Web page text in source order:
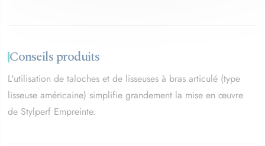
Conseils produits
L'utilisation de taloches et de lisseuses à bras articulé (type
lisseuse américaine) simplifie grandement la mise en œuvre
de Stylperf Empreinte.